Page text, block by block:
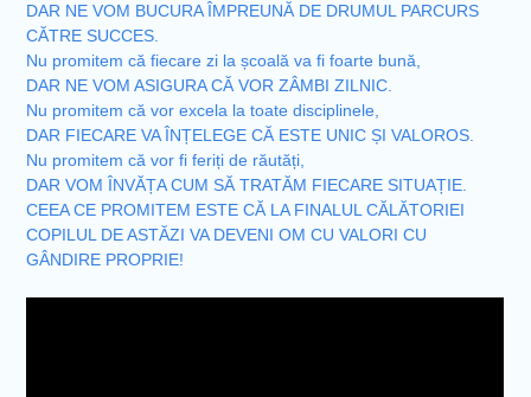
DAR NE VOM BUCURA ÎMPREUNĂ DE DRUMUL PARCURS
CĂTRE SUCCES.
Nu promitem că fiecare zi la școală va fi foarte bună,
DAR NE VOM ASIGURA CĂ VOR ZÂMBI ZILNIC.
Nu promitem că vor excela la toate disciplinele,
DAR FIECARE VA ÎNȚELEGE CĂ ESTE UNIC ȘI VALOROS.
Nu promitem că vor fi feriți de răutăți,
DAR VOM ÎNVĂȚA CUM SĂ TRATĂM FIECARE SITUAȚIE.
CEEA CE PROMITEM ESTE CĂ LA FINALUL CĂLĂTORIEI
COPILUL DE ASTĂZI VA DEVENI OM CU VALORI CU
GÂNDIRE PROPRIE!